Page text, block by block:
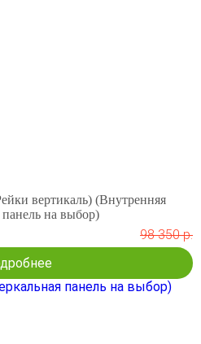
вертикаль) (Внутренняя
панель на выбор)
98 350 р.